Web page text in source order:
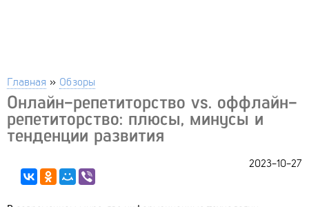
Главная » Обзоры
Онлайн-репетиторство vs. оффлайн-
репетиторство: плюсы, минусы и
тенденции развития
2023-10-27